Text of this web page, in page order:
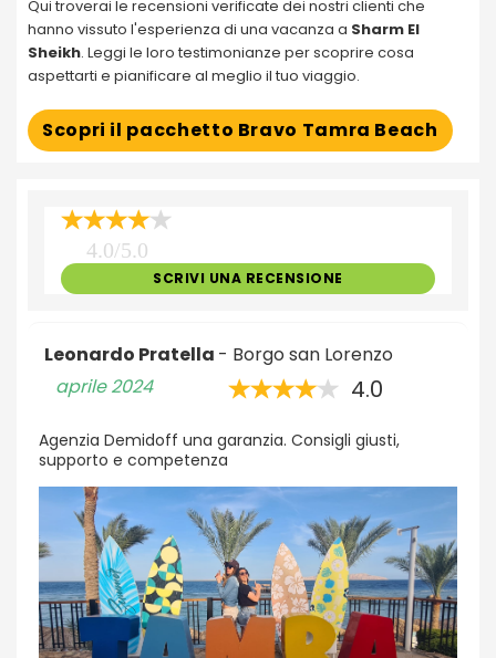
Qui troverai le recensioni verificate dei nostri clienti che
hanno vissuto l'esperienza di una vacanza a Sharm El
Sheikh. Leggi le loro testimonianze per scoprire cosa
aspettarti e pianificare al meglio il tuo viaggio.
Scopri il pacchetto Bravo Tamra Beach
4.0/5.0
SCRIVI UNA RECENSIONE
Leonardo Pratella - Borgo san Lorenzo
aprile 2024
4.0
Agenzia Demidoff una garanzia. Consigli giusti,
supporto e competenza